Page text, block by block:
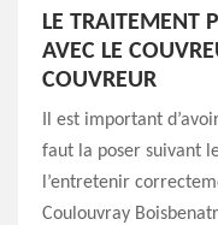
LE TRAITEMENT
AVEC LE
COUVREUR
Il est important
faut la poser suivant
l’entretenir
Coulouvray